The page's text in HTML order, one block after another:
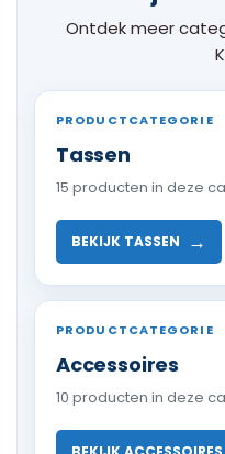
Ontdek meer
PRODUCTCATEGORIE
Tassen
15 producten in deze
BEKIJK TASSEN →
PRODUCTCATEGORIE
Accessoires
10 producten in deze